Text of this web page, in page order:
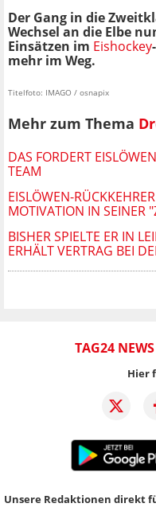
Der Gang in die
Wechsel an die Elbe
Einsätzen im Eishockey
mehr im Weg.
Titelfoto: IMAGO / osnapix
Mehr zum Thema
DAS FORDERT
TEAM
EISLÖWEN-
MOTIVATION IN SEINER
BISHER SPIELTE ER IN
ERHÄLT VERTRAG BEI
TAG24
Hier
Unsere Redaktionen direkt